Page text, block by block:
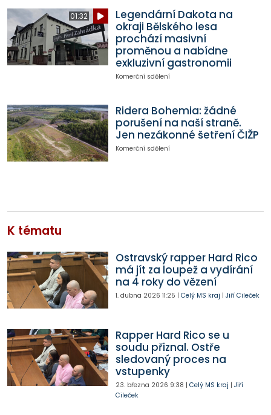
01:32
Legendární Dakota na
okraji Bělského lesa
prochází masivní
proměnou a nabídne
exkluzivní gastronomii
Komerční sdělení
Ridera Bohemia: žádné
porušení na naší straně.
Jen nezákonné šetření ČIŽP
Komerční sdělení
K tématu
Ostravský rapper Hard Rico
má jít za loupež a vydírání
na 4 roky do vězení
1. dubna 2026 11:25 | Celý MS kraj | Jiří Cileček
Rapper Hard Rico se u
soudu přiznal. Ostře
sledovaný proces na
vstupenky
23. března 2026 9:38 | Celý MS kraj | Jiří
Cileček